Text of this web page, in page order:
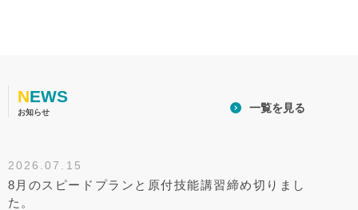
NEWS
お知らせ 一覧を見る
2026.07.15
8月のスピードプランと原付技能講習締め切りまし
た。